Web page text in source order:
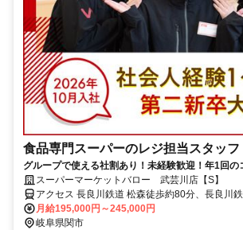
食品専門スーパーのレジ担当スタッフ
グループで使える社割あり！未経験歓迎！年1回の
券ゲットのチャンスも★
スーパーマーケットバロー 武芸川店【S】
アクセス 長良川鉄道 松森徒歩約80分、長良川鉄
約80分、長良川鉄道 関市役所前出口2徒歩約80分
月給195,000円～245,000円
岐阜県関市